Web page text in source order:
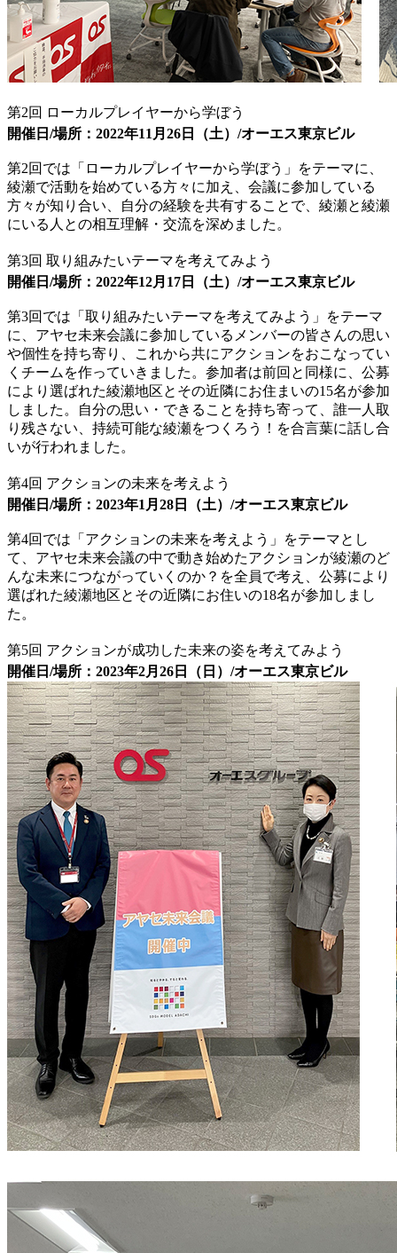
第2回 ローカルプレイヤーから学ぼう
開催日/場所：2022年11月26日（土）/オーエス東京ビル
第2回では「ローカルプレイヤーから学ぼう」をテーマに、
綾瀬で活動を始めている方々に加え、会議に参加している
方々が知り合い、自分の経験を共有することで、綾瀬と綾瀬
にいる人との相互理解・交流を深めました。
第3回 取り組みたいテーマを考えてみよう
開催日/場所：2022年12月17日（土）/オーエス東京ビル
第3回では「取り組みたいテーマを考えてみよう」をテーマ
に、アヤセ未来会議に参加しているメンバーの皆さんの思い
や個性を持ち寄り、これから共にアクションをおこなってい
くチームを作っていきました。参加者は前回と同様に、公募
により選ばれた綾瀬地区とその近隣にお住まいの15名が参加
しました。自分の思い・できることを持ち寄って、誰一人取
り残さない、持続可能な綾瀬をつくろう！を合言葉に話し合
いが行われました。
第4回 アクションの未来を考えよう
開催日/場所：2023年1月28日（土）/オーエス東京ビル
第4回では「アクションの未来を考えよう」をテーマとし
て、アヤセ未来会議の中で動き始めたアクションが綾瀬のど
んな未来につながっていくのか？を全員で考え、公募により
選ばれた綾瀬地区とその近隣にお住いの18名が参加しまし
た。
第5回 アクションが成功した未来の姿を考えてみよう
開催日/場所：2023年2月26日（日）/オーエス東京ビル